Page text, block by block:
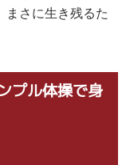
まさに生き残るた
プル体操で身